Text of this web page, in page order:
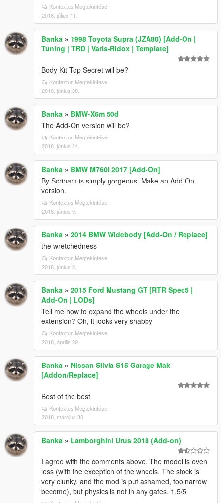
Kontextus Megtekintése
2018. július 11.
Banka » 1998 Toyota Supra (JZA80) [Add-On |
Tuning | TRD | Varis-Ridox | Template]
Body Kit Top Secret will be?
Kontextus Megtekintése
2018. június 30.
Banka » BMW-X6m 50d
The Add-On version will be?
Kontextus Megtekintése
2018. június 24.
Banka » BMW M760i 2017 [Add-On]
By Scrinam is simply gorgeous. Make an Add-On
version.
Kontextus Megtekintése
2018. június 9.
Banka » 2014 BMW Widebody [Add-On / Replace]
the wretchedness
Kontextus Megtekintése
2018. június 2.
Banka » 2015 Ford Mustang GT [RTR Spec5 |
Add-On | LODs]
Tell me how to expand the wheels under the
extension? Oh, it looks very shabby
Kontextus Megtekintése
2018. április 29.
Banka » Nissan Silvia S15 Garage Mak
[Addon/Replace]
Best of the best
Kontextus Megtekintése
2018. március 30.
Banka » Lamborghini Urus 2018 (Add-on)
I agree with the comments above. The model is even
less (with the exception of the wheels. The stock is
very clunky, and the mod is put ashamed, too narrow
become), but physics is not in any gates. 1,5/5